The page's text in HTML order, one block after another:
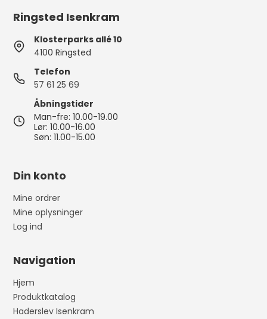
Ringsted Isenkram
Klosterparks allé 10
4100 Ringsted
Telefon
57 61 25 69
Åbningstider
Man-fre: 10.00-19.00
Lør: 10.00-16.00
Søn: 11.00-15.00
Din konto
Mine ordrer
Mine oplysninger
Log ind
Navigation
Hjem
Produktkatalog
Haderslev Isenkram